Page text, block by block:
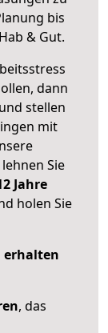
bis
& Gut.
dann
stellen
mit
Sie
Jahre
holen Sie
erhalten
, das